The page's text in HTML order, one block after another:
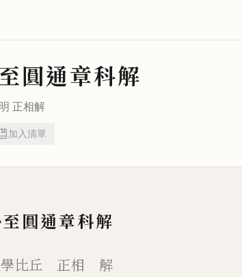
圓通章科解
明 正相解
加入清單
圓通章科解
學比丘 正相 解